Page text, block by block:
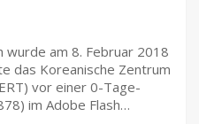
am 8. Februar 2018
das Koreanische Zentrum
vor einer 0-Tage-
im Adobe Flash…